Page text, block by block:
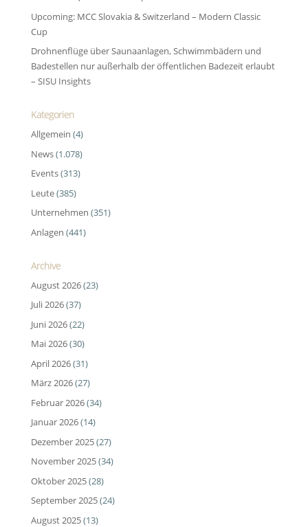
Upcoming: MCC Slovakia & Switzerland – Modern Classic
Cup
Drohnenflüge über Saunaanlagen, Schwimmbädern und
Badestellen nur außerhalb der öffentlichen Badezeit erlaubt
– SISU Insights
Kategorien
Allgemein (4)
News(1.078)
Events(313)
Leute(385)
Unternehmen (351)
Anlagen (441)
Archive
August 2026(23)
Juli 2026(37)
Juni 2026(22)
Mai 2026(30)
April 2026(31)
März 2026(27)
Februar 2026(34)
Januar 2026(14)
Dezember 2025(27)
November 2025(34)
Oktober 2025(28)
September 2025(24)
August 2025(13)